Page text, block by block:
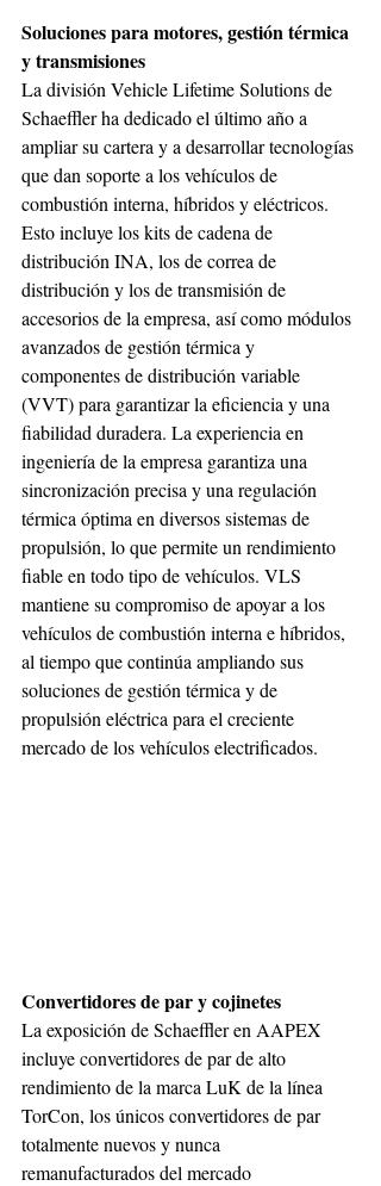
Soluciones para motores, gestión térmica
y transmisiones
La división Vehicle Lifetime Solutions de
Schaeffler ha dedicado el último año a
ampliar su cartera y a desarrollar tecnologías
que dan soporte a los vehículos de
combustión interna, híbridos y eléctricos.
Esto incluye los kits de cadena de
distribución INA, los de correa de
distribución y los de transmisión de
accesorios de la empresa, así como módulos
avanzados de gestión térmica y
componentes de distribución variable
(VVT) para garantizar la eficiencia y una
fiabilidad duradera. La experiencia en
ingeniería de la empresa garantiza una
sincronización precisa y una regulación
térmica óptima en diversos sistemas de
propulsión, lo que permite un rendimiento
fiable en todo tipo de vehículos. VLS
mantiene su compromiso de apoyar a los
vehículos de combustión interna e híbridos,
al tiempo que continúa ampliando sus
soluciones de gestión térmica y de
propulsión eléctrica para el creciente
mercado de los vehículos electrificados.
Convertidores de par y cojinetes
La exposición de Schaeffler en AAPEX
incluye convertidores de par de alto
rendimiento de la marca LuK de la línea
TorCon, los únicos convertidores de par
totalmente nuevos y nunca
remanufacturados del mercado